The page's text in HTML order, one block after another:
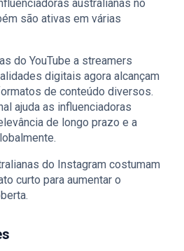
australianas no
são ativas em várias
do YouTube a streamers
digitais agora alcançam
de conteúdo diversos.
ajuda as influenciadoras
de longo prazo e a
do Instagram costumam
curto para aumentar o